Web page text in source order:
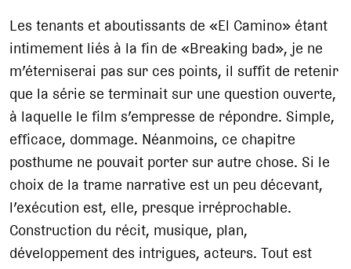
Les tenants et aboutissants de «El Camino» étant
intimement liés à la fin de «Breaking bad», je ne
m’éterniserai pas sur ces points, il suffit de retenir
que la série se terminait sur une question ouverte,
à laquelle le film s’empresse de répondre. Simple,
efficace, dommage. Néanmoins, ce chapitre
posthume ne pouvait porter sur autre chose. Si le
choix de la trame narrative est un peu décevant,
l’exécution est, elle, presque irréprochable.
Construction du récit, musique, plan,
développement des intrigues, acteurs. Tout est